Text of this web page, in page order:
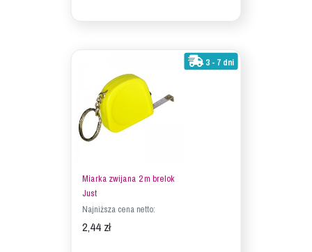
3 - 7 dni
Miarka zwijana 2 m brelok
Just
Najniższa cena netto:
2,44 zł